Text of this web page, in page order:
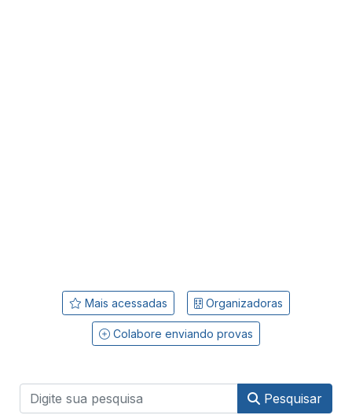
Mais acessadas Organizadoras
Colabore enviando provas
Pesquisar